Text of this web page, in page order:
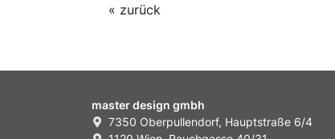
« zurück
master design gmbh
7350 Oberpullendorf, Hauptstraße 6/4